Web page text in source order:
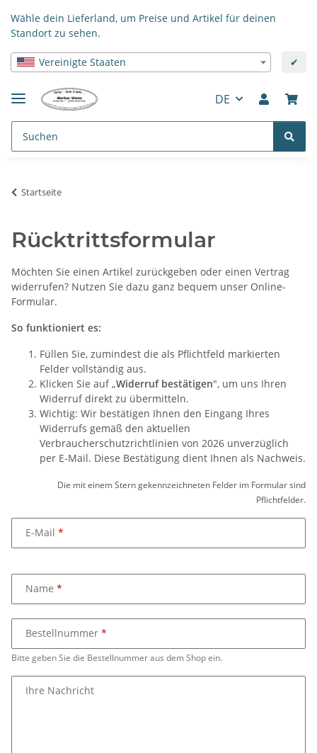
Wähle dein Lieferland, um Preise und Artikel für deinen
Standort zu sehen.
Vereinigte Staaten ✔
DE
Startseite
Rücktrittsformular
Möchten Sie einen Artikel zurückgeben oder einen Vertrag
widerrufen? Nutzen Sie dazu ganz bequem unser Online-
Formular.
So funktioniert es:
Füllen Sie, zumindest die als Pflichtfeld markierten
Felder vollständig aus.
Klicken Sie auf „Widerruf bestätigen", um uns Ihren
Widerruf direkt zu übermitteln.
Wichtig: Wir bestätigen Ihnen den Eingang Ihres
Widerrufs gemäß den aktuellen
Verbraucherschutzrichtlinien von 2026 unverzüglich
per E-Mail. Diese Bestätigung dient Ihnen als Nachweis.
Die mit einem Stern gekennzeichneten Felder im Formular sind
Pflichtfelder.
E-Mail
Name
Bitte geben Sie die Bestellnummer aus dem Shop ein.
Bestellnummer
Ihre Nachricht